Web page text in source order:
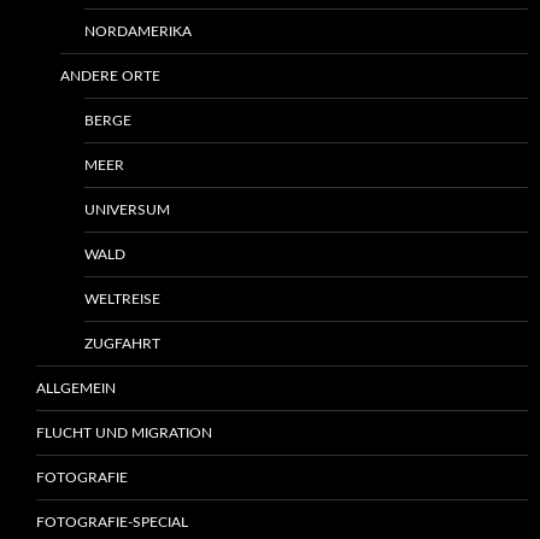
NORDAMERIKA
ANDERE ORTE
BERGE
MEER
UNIVERSUM
WALD
WELTREISE
ZUGFAHRT
ALLGEMEIN
FLUCHT UND MIGRATION
FOTOGRAFIE
FOTOGRAFIE-SPECIAL